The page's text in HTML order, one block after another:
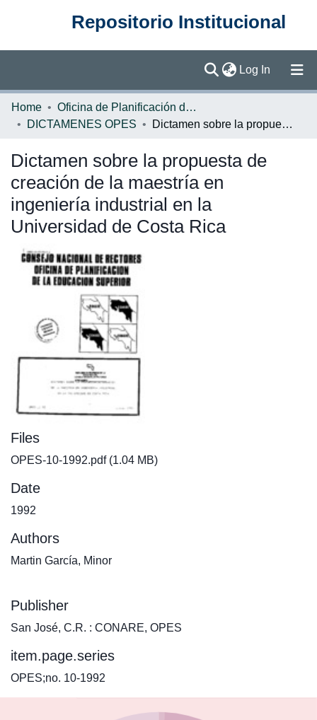
Repositorio Institucional
Log In (current)
Communities & Collections
Statistics
Home
Oficina de Planificación de la Educación Superior (OPES)
DICTAMENES OPES
Dictamen sobre la propuesta de creación de la maestría en ingeniería industrial en la Universidad de Costa Rica
Dictamen sobre la propuesta de
creación de la maestría en
ingeniería industrial en la
Universidad de Costa Rica
Files
OPES-10-1992.pdf(1.04 MB)
Date
1992
Authors
Martin García, Minor
Publisher
San José, C.R. : CONARE, OPES
item.page.series
OPES;no. 10-1992